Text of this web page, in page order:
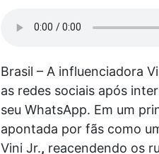
Brasil – A influenciadora
as redes sociais após
seu WhatsApp. Em um
apontada por fãs como
Vini Jr., reacendendo os